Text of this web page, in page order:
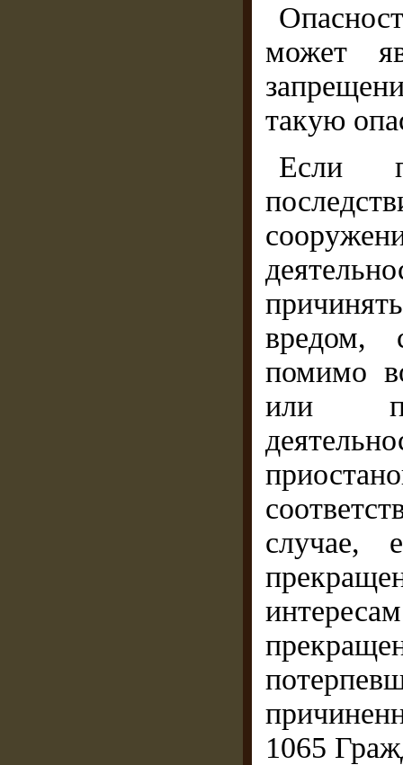
может
такую
Если
вредом,
помимо
или
случае,
1065